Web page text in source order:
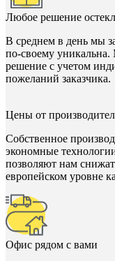
Любое решение
В среднем в день мы
по-своему уникальна.
решение с учетом
пожеланий заказчика.
Цены от
Собственное
экономные
позволяют нам
европейском уровне
Офис рядом с вами